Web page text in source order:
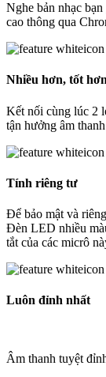
Nghe bản nhạc
cao thông qua
Nhiều hơn, tốt hơn
Kết nối cùng lúc 2
tận hưởng âm
Tính riêng tư
Để bảo mật và
Đèn LED nhiều
tắt của các micrô
Luôn đỉnh nhất
Âm thanh tuyệt